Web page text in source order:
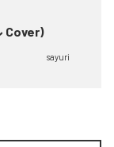
Cover)
sayuri